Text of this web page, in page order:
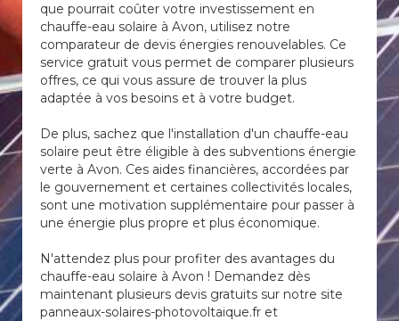
que pourrait coûter votre investissement en
chauffe-eau solaire à Avon, utilisez notre
comparateur de devis énergies renouvelables. Ce
service gratuit vous permet de comparer plusieurs
offres, ce qui vous assure de trouver la plus
adaptée à vos besoins et à votre budget.
De plus, sachez que l'installation d'un chauffe-eau
solaire peut être éligible à des subventions énergie
verte à Avon. Ces aides financières, accordées par
le gouvernement et certaines collectivités locales,
sont une motivation supplémentaire pour passer à
une énergie plus propre et plus économique.
N'attendez plus pour profiter des avantages du
chauffe-eau solaire à Avon ! Demandez dès
maintenant plusieurs devis gratuits sur notre site
panneaux-solaires-photovoltaique.fr et